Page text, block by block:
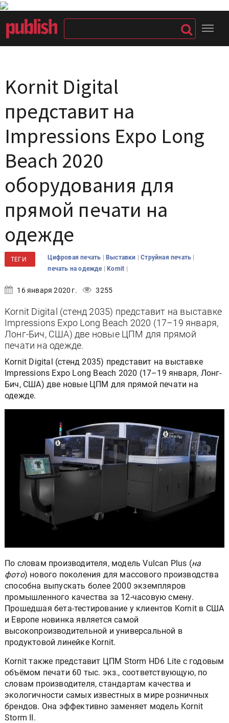
Kornit Digital
представит на
Impressions Expo Long
Beach 2020
оборудования для
прямой печати на
одежде
ТЕГИ Цифровая печать | Выставки |Струйная печать |
печать на одежде |Kornit |
16 января 2020 г. 3255
Kornit Digital (стенд 2035) представит на выставке
Impressions Expo Long Beach 2020 (17–19 января,
Лонг-Бич, США) две новые ЦПМ для прямой
печати на одежде.
Kornit Digital (стенд 2035) представит на выставке
Impressions Expo Long Beach 2020 (17–19 января, Лонг-
Бич, США) две новые ЦПМ для прямой печати на
одежде.
По словам производителя, модель Vulcan Plus (на
фото) нового поколения для массового производства
способна выпускать более 2000 экземпляров
промышленного качества за 12-часовую смену.
Прошедшая бета-тестирование у клиентов Kornit в США
и Европе новинка является самой
высокопроизводительной и универсальной в
продуктовой линейке Kornit.
Kornit также представит ЦПМ Storm HD6 Lite с годовым
объёмом печати 60 тыс. экз., соответствующую, по
словам производителя, стандартам качества и
экологичности самых известных в мире розничных
брендов. Она эффективно заменяет модель Kornit
Storm II.